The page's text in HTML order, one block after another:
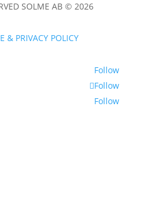
SOLME AB © 2026
& PRIVACY POLICY
Follow
Follow
Follow